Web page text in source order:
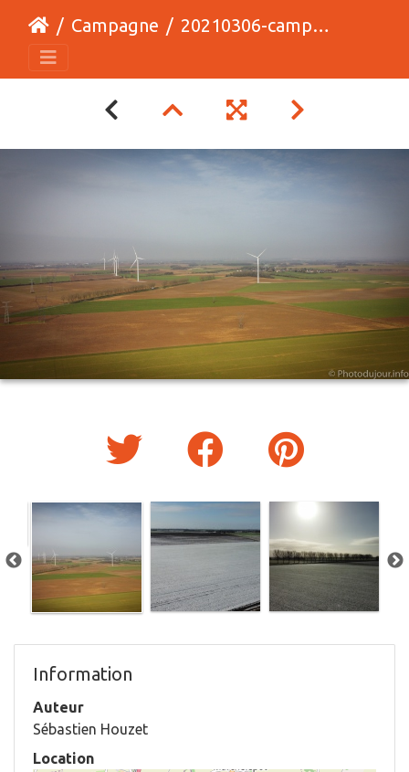
Campagne 20210306-campagne-eolienne
Information
Auteur
Sébastien Houzet
Location